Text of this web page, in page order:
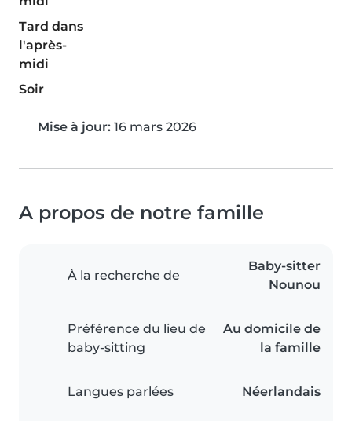
Tard dans
l'après-
midi
Soir
Mise à jour: 16 mars 2026
A propos de notre famille
À la recherche de
Baby-sitter
Nounou
Préférence du lieu de
baby-sitting
Au domicile de
la famille
Langues parlées Néerlandais